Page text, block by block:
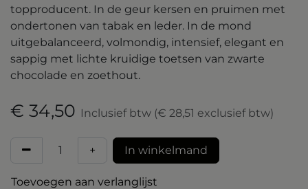
topproducent. In de geur kersen en pruimen met
ondertonen van tabak en leder. In de mond
uitgebalanceerd, volmondig, intensief, elegant en
sappig met lichte kruidige toetsen van zwarte
chocolade en zoethout.
€ 34,50 Inclusief btw (€ 28,51 exclusief btw)
+ ​In winkelmand
Toevoegen aan verlanglijst